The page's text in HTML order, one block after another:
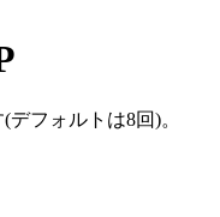
フォルトは8回)。